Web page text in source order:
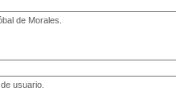
de Morales.
usuario.